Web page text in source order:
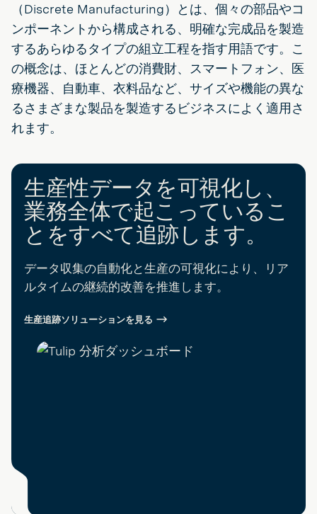
（Discrete Manufacturing）とは、個々の部品やコ
ンポーネントから構成される、明確な完成品を製造
するあらゆるタイプの組立工程を指す用語です。こ
の概念は、ほとんどの消費財、スマートフォン、医
療機器、自動車、衣料品など、サイズや機能の異な
るさまざまな製品を製造するビジネスによく適用さ
れます。
生産性データを可視化し、
業務全体で起こっているこ
とをすべて追跡します。
データ収集の自動化と生産の可視化により、リア
ルタイムの継続的改善を推進します。
生産追跡ソリューションを見る